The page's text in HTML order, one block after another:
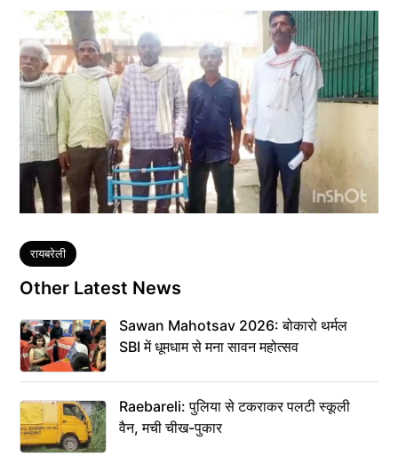
Tags
रायबरेली
Other Latest News
Sawan Mahotsav 2026: बोकारो थर्मल
SBI में धूमधाम से मना सावन महोत्सव
Raebareli: पुलिया से टकराकर पलटी स्कूली
वैन, मची चीख-पुकार